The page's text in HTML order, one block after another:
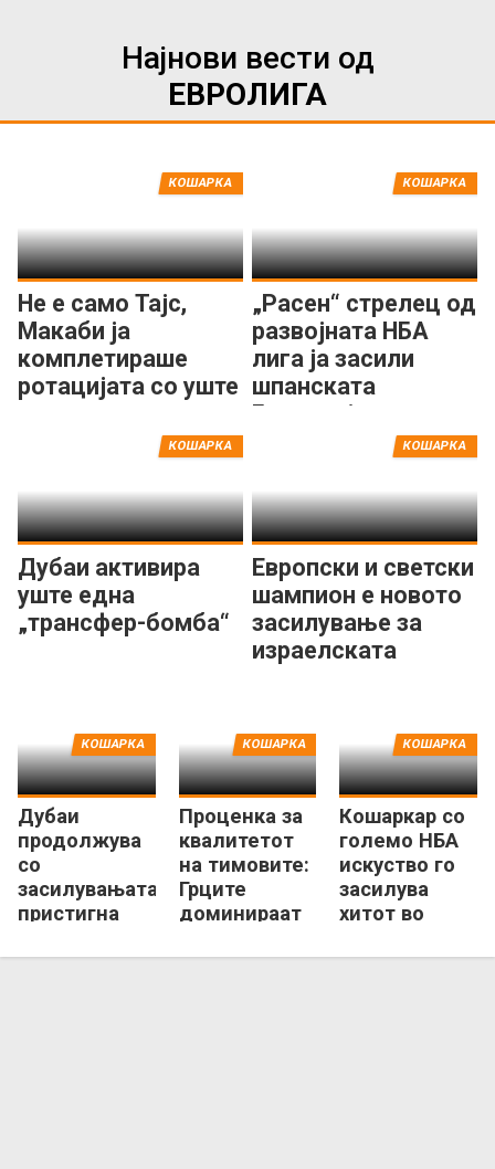
Најнови вести од
ЕВРОЛИГА
Не е само Тајс,
Макаби ја
комплетираше
ротацијата со уште
КОШАРКА
„Расен“ стрелец од
развојната НБА
лига ја засили
шпанската
Басконија
КОШАРКА
Дубаи активира
уште една
„трансфер-бомба“
КОШАРКА
Европски и светски
шампион е новото
засилување за
израелската
КОШАРКА
Дубаи
продолжува
со
засилувањата,
пристигна
дански
КОШАРКА
Проценка за
квалитетот
на тимовите:
Грците
доминираат
Евролигата!
КОШАРКА
Кошаркар со
големо НБА
искуство го
засилува
хитот во
КОШАРКА